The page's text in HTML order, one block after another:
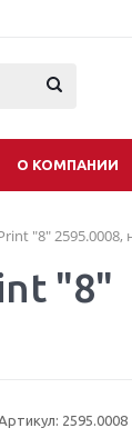
О КОМПАНИИ
"8" 2595.0008,
"8"
Артикул: 2595.0008